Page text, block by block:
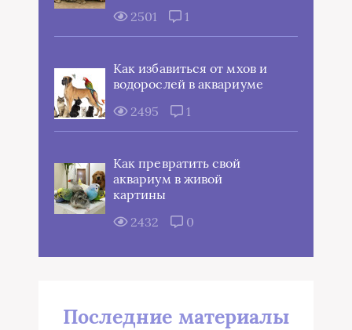
2501
1
Как избавиться от мхов и
водорослей в аквариуме
2495
1
Как превратить свой
аквариум в живой
картины
2432
0
Последние материалы